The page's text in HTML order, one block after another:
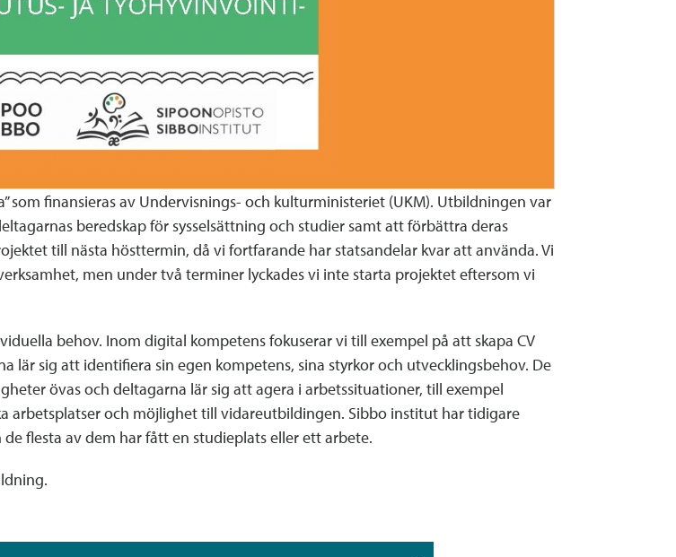
som finansieras av Undervisnings- och kulturministeriet (UKM). Utbildningen var
beredskap för sysselsättning och studier samt att förbättra deras
till nästa hösttermin, då vi fortfarande har statsandelar kvar att använda. Vi
men under två terminer lyckades vi inte starta projektet eftersom vi
behov. Inom digital kompetens fokuserar vi till exempel på att skapa CV
sig att identifiera sin egen kompetens, sina styrkor och utvecklingsbehov. De
övas och deltagarna lär sig att agera i arbetssituationer, till exempel
arbetsplatser och möjlighet till vidareutbildingen. Sibbo institut har tidigare
flesta av dem har fått en studieplats eller ett arbete.